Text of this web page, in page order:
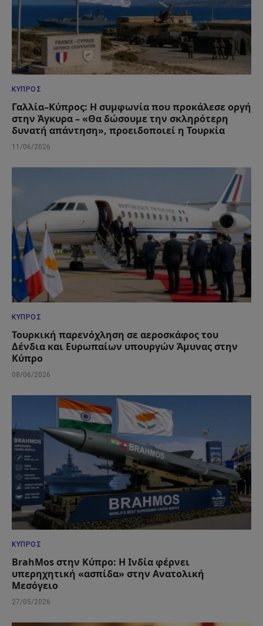
ΚΎΠΡΟΣ
Γαλλία–Κύπρος: Η συμφωνία που προκάλεσε οργή
στην Άγκυρα – «Θα δώσουμε την σκληρότερη
δυνατή απάντηση», προειδοποιεί η Τουρκία
11/06/2026
ΚΎΠΡΟΣ
Τουρκική παρενόχληση σε αεροσκάφος του
Δένδια και Ευρωπαίων υπουργών Άμυνας στην
Κύπρο
08/06/2026
ΚΎΠΡΟΣ
BrahMos στην Κύπρο: Η Ινδία φέρνει
υπερηχητική «ασπίδα» στην Ανατολική
Μεσόγειο
27/05/2026